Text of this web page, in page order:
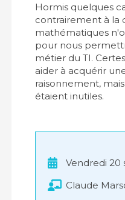
Hormis quelques
contrairement à la
mathématiques
pour nous
métier du TI.
aider à acquérir
raisonnement,
étaient inutiles.
Vendredi
Claude